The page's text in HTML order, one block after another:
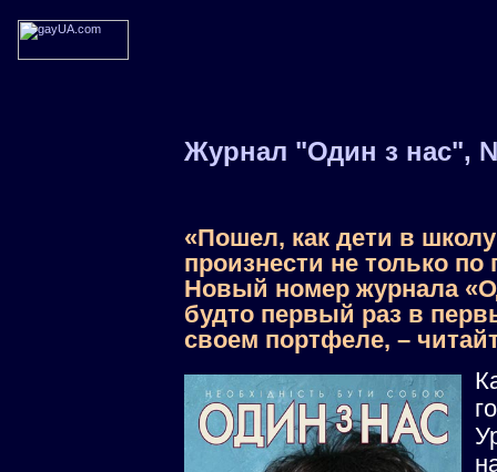
Журнал "Один з нас",
«Пошел, как дети в
произнести не только по
Новый номер журнала
будто первый раз в
своем портфеле, –